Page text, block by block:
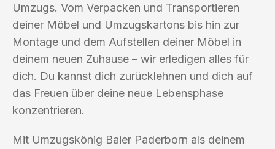
Umzugs. Vom Verpacken und Transportieren
deiner Möbel und Umzugskartons bis hin zur
Montage und dem Aufstellen deiner Möbel in
deinem neuen Zuhause – wir erledigen alles für
dich. Du kannst dich zurücklehnen und dich auf
das Freuen über deine neue Lebensphase
konzentrieren.
Mit Umzugskönig Baier Paderborn als deinem